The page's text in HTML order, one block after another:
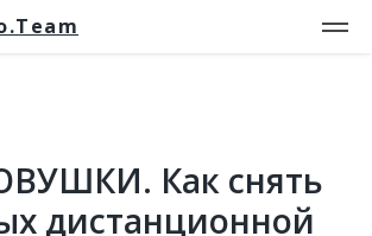
Как снять
дистанционной